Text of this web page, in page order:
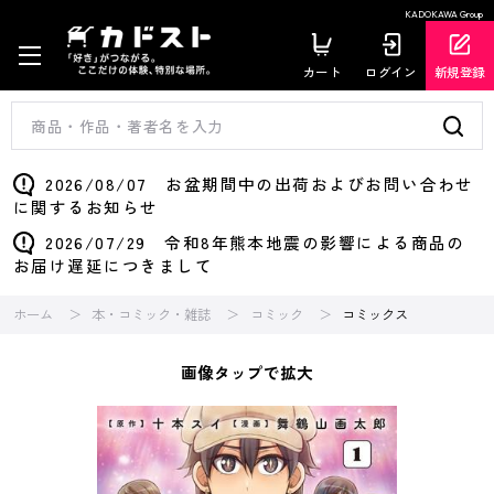
KADOKAWA Group
カート ログイン 新規登録
2026/08/07 お盆期間中の出荷およびお問い合わせ
に関するお知らせ
2026/07/29 令和8年熊本地震の影響による商品の
お届け遅延につきまして
ホーム 本・コミック・雑誌 コミック コミックス
画像タップで拡大